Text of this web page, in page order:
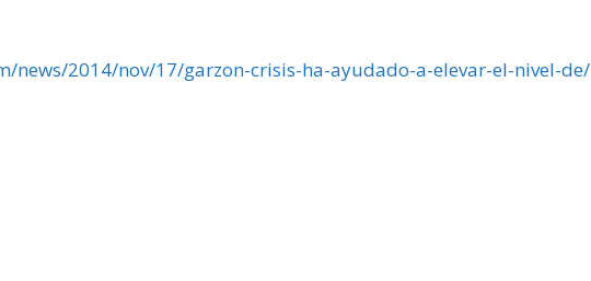
news/2014/nov/17/garzon-crisis-ha-ayudado-a-elevar-el-nivel-de/